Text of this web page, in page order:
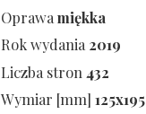
Oprawamiękka
Rok wydania 2019
Liczba stron 432
Wymiar [mm]125x195